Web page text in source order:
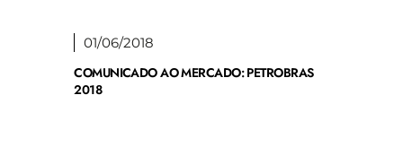
01/06/2018
COMUNICADO AO MERCADO: PETROBRAS
2018